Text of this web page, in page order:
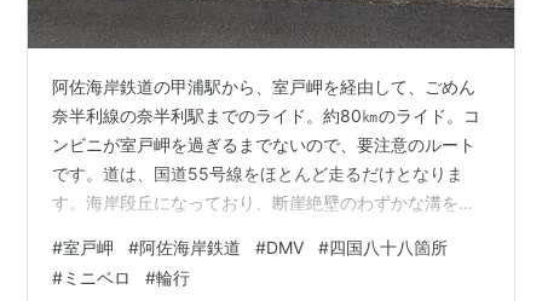
阿佐海岸鉄道の甲浦駅から、室戸岬を経由して、ごめん
奈半利線の奈半利駅までのライド。約80㎞のライド。コ
ンビニが室戸岬を過ぎるまでないので、要注意のルート
です。道は、国道55号線をほとんど走るだけとなりま
す。海岸段丘になっており、断崖絶壁のわずかな溝を走
風のメッカ室戸岬、24番札所最御崎寺、25番津照寺、26
番金剛頂寺が途中にあります。沿岸は平坦ですが、最御
#室戸岬 #阿佐海岸鉄道 #DMV #四国八十八箇所
#ミニベロ #輪行